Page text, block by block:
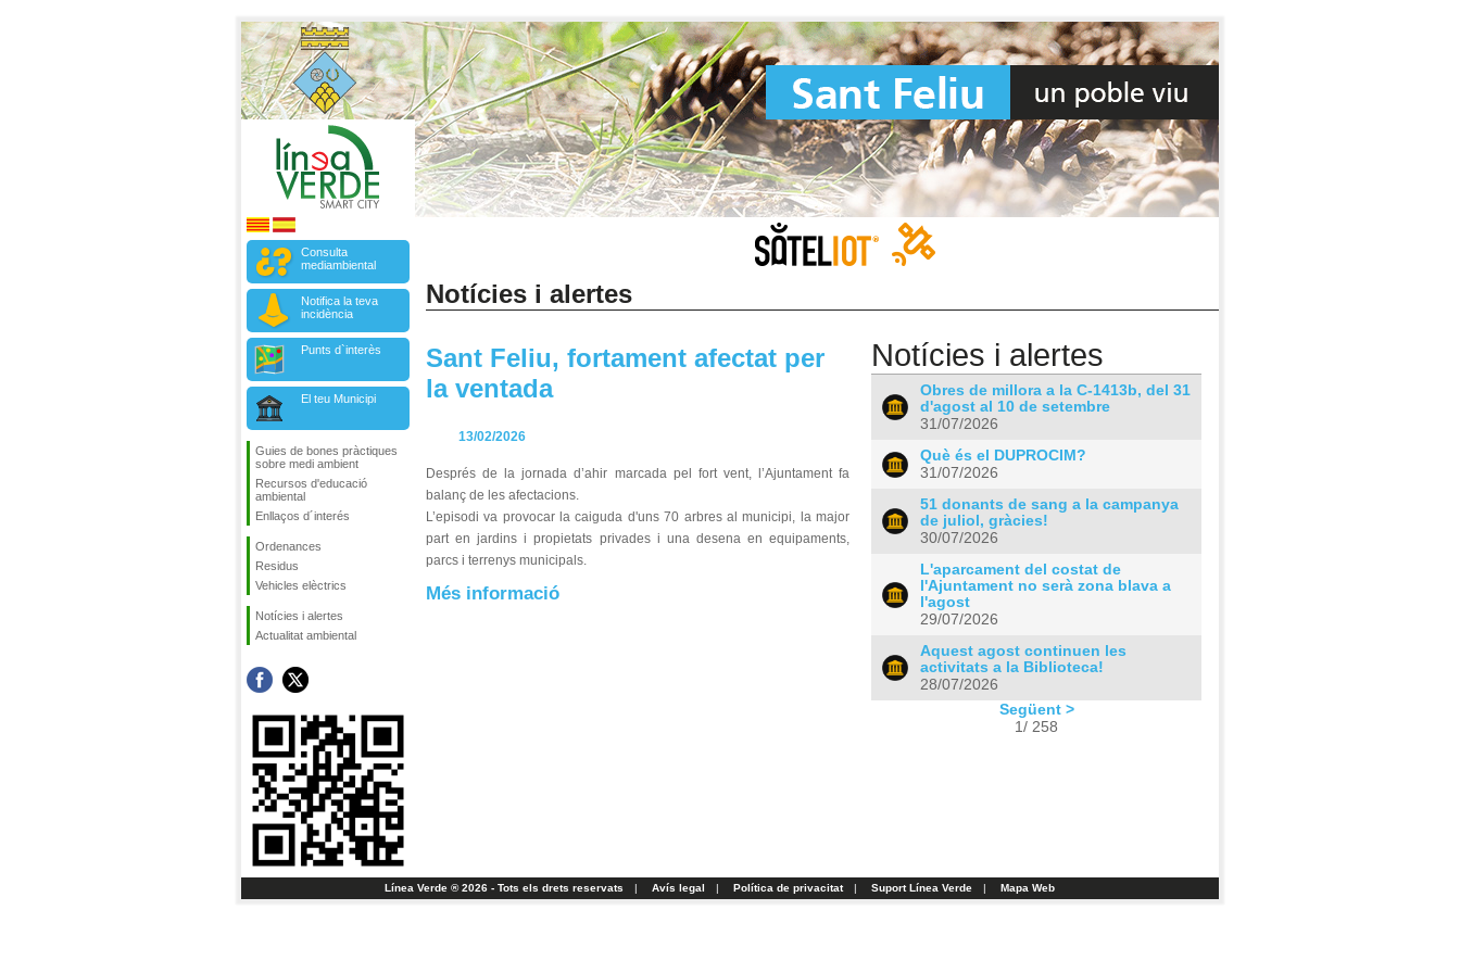
Consulta
mediambiental
Notifica la teva
incidència
Punts d`interès
El teu Municipi
Guies de bones pràctiques
sobre medi ambient
Recursos d'educació
ambiental
Enllaços d´interés
Ordenances
Residus
Vehicles elèctrics
Notícies i alertes
Actualitat ambiental
Notícies i alertes
Sant Feliu, fortament afectat per
la ventada
13/02/2026
Després de la jornada d’ahir marcada pel fort vent, l’Ajuntament fa
balanç de les afectacions.
L’episodi va provocar la caiguda d'uns 70 arbres al municipi, la major
part en jardins i propietats privades i una desena en equipaments,
parcs i terrenys municipals.
Més informació
Notícies i alertes
Obres de millora a la C-1413b, del 31
d'agost al 10 de setembre
31/07/2026
Què és el DUPROCIM?
31/07/2026
51 donants de sang a la campanya
de juliol, gràcies!
30/07/2026
L'aparcament del costat de
l'Ajuntament no serà zona blava a
l'agost
29/07/2026
Aquest agost continuen les
activitats a la Biblioteca!
28/07/2026
Següent >
1/ 258
Línea Verde ® 2026 - Tots els drets reservats | Avís legal | Política de privacitat | Suport Línea Verde | Mapa Web